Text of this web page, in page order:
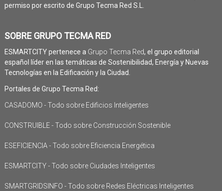
permiso por escrito de Grupo Tecma Red S.L.
SOBRE GRUPO TECMA RED
ESMARTCITY pertenece a Grupo Tecma Red, el grupo editorial
español líder en las temáticas de Sostenibilidad, Energía y Nuevas
Tecnologías en la Edificación y la Ciudad.
Portales de Grupo Tecma Red:
CASADOMO - Todo sobre Edificios Inteligentes
CONSTRUIBLE - Todo sobre Construcción Sostenible
ESEFICIENCIA - Todo sobre Eficiencia Energética
ESMARTCITY - Todo sobre Ciudades Inteligentes
SMARTGRIDSINFO - Todo sobre Redes Eléctricas Inteligentes